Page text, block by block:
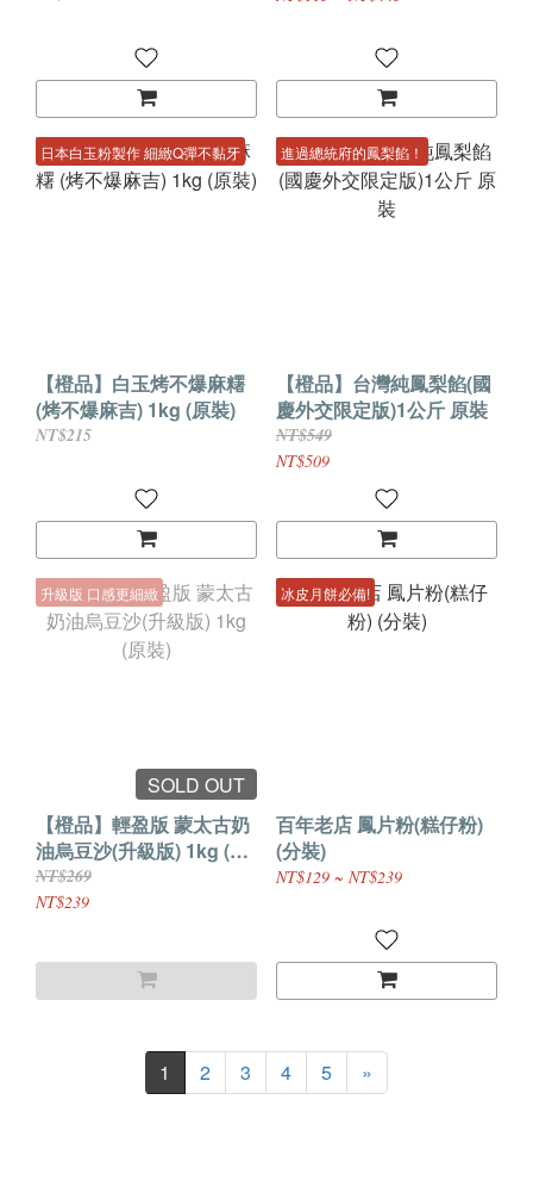
日本白玉粉製作 細緻Q彈不黏牙
【橙品】白玉烤不爆麻糬
(烤不爆麻吉) 1kg (原裝)
NT$215
進過總統府的鳳梨餡！
【橙品】台灣純鳳梨餡(國
慶外交限定版)1公斤 原裝
NT$549
NT$509
升級版 口感更細緻
SOLD OUT
【橙品】輕盈版 蒙太古奶
油烏豆沙(升級版) 1kg (原
裝)
NT$269
NT$239
冰皮月餅必備!
百年老店 鳳片粉(糕仔粉)
(分裝)
NT$129 ~ NT$239
1 2 3 4 5 »